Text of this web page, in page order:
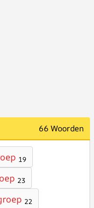
66 Woorden
19
23
22